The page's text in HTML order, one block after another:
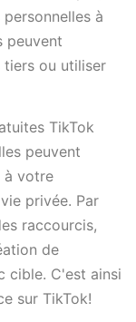
à
peuvent
tiers ou utiliser
TikTok
peuvent
à votre
privée. Par
raccourcis,
de
cible. C'est ainsi
sur TikTok!